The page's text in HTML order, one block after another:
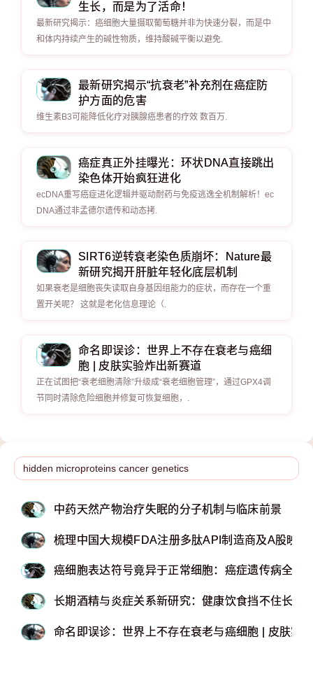
生长，而是为了活命！
最新研究揭示：癌细胞大量摄取葡萄糖并非为快速分裂，而是中
和体内持续产生的碱性物质，维持酸碱平衡以避免.
最新研究揭示“抗衰老”补充剂在癌症防
护方面的危害
维生素B3可能降低化疗对胰腺癌患者的疗效 数百万.
癌症真正外挂曝光：环状DNA直接跳出
染色体开始疯狂进化
ecDNA重写癌症进化逻辑并驱动耐药与免疫逃逸全机制解析！ec
DNA通过非孟德尔遗传和动态拷.
SIRT6逆转衰老染色质崩坏：Nature最
新研究揭开肝脏年轻化底层机制
如果衰老是细胞丧失读取自身基因组能力的症状，而存在一个重
置开关呢？ 这就是老化信息理论（.
命名即误诊：世界上不存在衰老与癌细
胞 | 皮肤实验炸出新赛道
正在试图把“衰老细胞清除”升级成“衰老细胞管理”，通过GPX4调
节同时清除危险细胞并修复可恢复细胞，.
中药天然产物治疗失眠的分子机制与临床前景
梳理中国大规模FDA注册多肽API制造商及A股映射
癌细胞表达符号竟异于正常细胞：癌症遗传病全新
长期酒精与炎症关系新研究：健康饮食挡不住长期
命名即误诊：世界上不存在衰老与癌细胞 | 皮肤实